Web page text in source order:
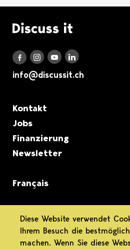
Logo Discuss it
Discuss it auf Facebook
Discuss it auf Instagram
Discuss it auf
Discuss it auf
info@discussit.ch
Metanavigation
Kontakt
Jobs
Finanzierung
Newsletter
Français
informiert.
differenziert.
Diese Website verwendet
Ihrem Besuch die
machen. Wenn Sie diese